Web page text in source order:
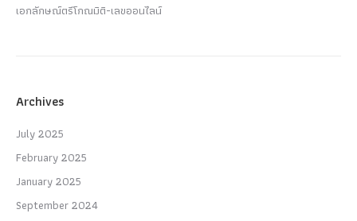
เอกลักษณ์ตรีโกณมิติ-เลขออนไลน์
Archives
July 2025
February 2025
January 2025
September 2024